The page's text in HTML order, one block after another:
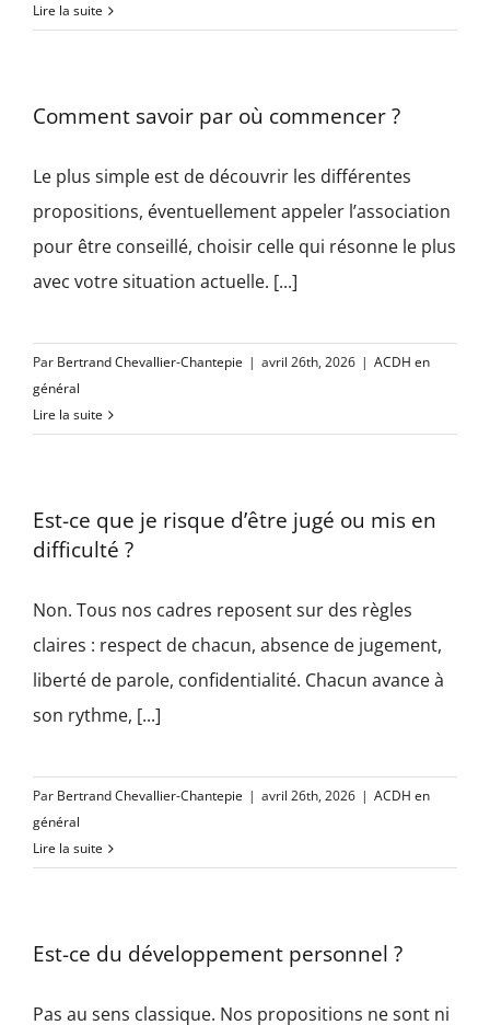
Lire la suite
Comment savoir par où commencer ?
Le plus simple est de découvrir les différentes
propositions, éventuellement appeler l’association
pour être conseillé, choisir celle qui résonne le plus
avec votre situation actuelle. [...]
Par Bertrand Chevallier-Chantepie | avril 26th, 2026 | ACDH en
général
Lire la suite
Est-ce que je risque d’être jugé ou mis en
difficulté ?
Non. Tous nos cadres reposent sur des règles
claires : respect de chacun, absence de jugement,
liberté de parole, confidentialité. Chacun avance à
son rythme, [...]
Par Bertrand Chevallier-Chantepie | avril 26th, 2026 | ACDH en
général
Lire la suite
Est-ce du développement personnel ?
Pas au sens classique. Nos propositions ne sont ni